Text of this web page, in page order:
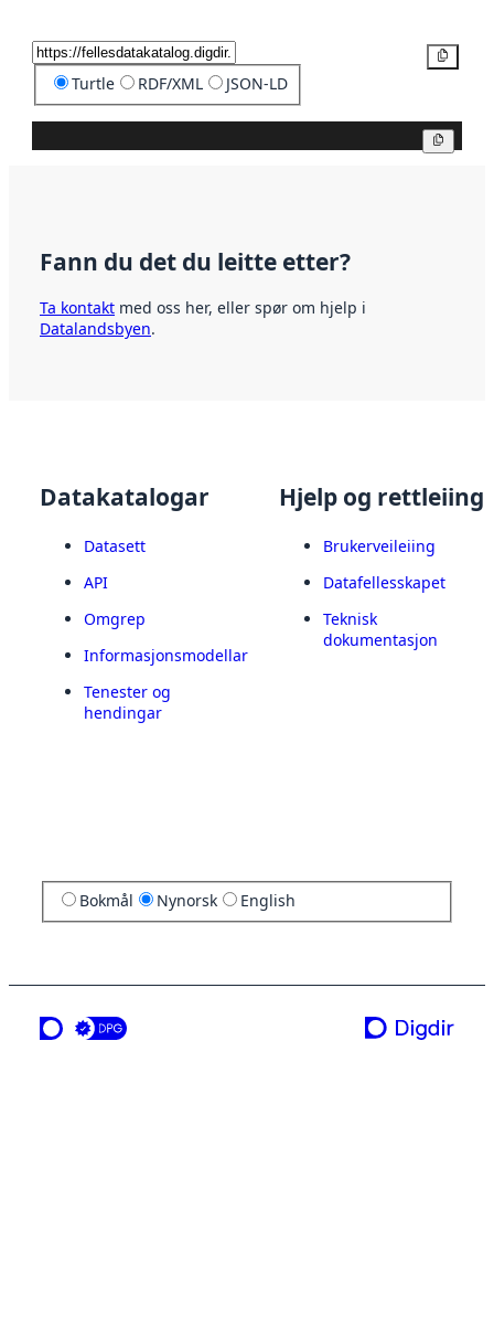
Turtle RDF/XML JSON-LD
Fann du det du leitte etter?
Ta kontakt med oss her, eller spør om hjelp i
Datalandsbyen.
Datakatalogar
Datasett
API
Omgrep
Informasjonsmodellar
Tenester og
hendingar
Hjelp og rettleiing
Brukerveileiing
Datafellesskapet
Teknisk
dokumentasjon
Bokmål Nynorsk English